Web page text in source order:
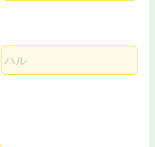
名前の名